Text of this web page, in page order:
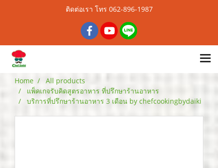
ติดต่อเรา โทร 062-896-1987
Home
All products
แพ็คเกจรับคิดสูตรอาหาร ที่ปรึกษาร้านอาหาร
บริการที่ปรึกษาร้านอาหาร 3 เดือน by chefcookingbydaiki